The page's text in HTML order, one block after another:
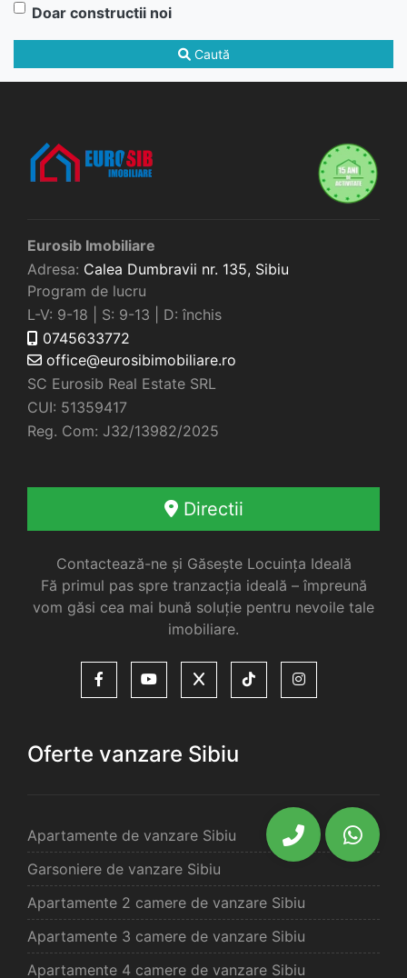
Doar constructii noi
Caută
Eurosib Imobiliare
Adresa: Calea Dumbravii nr. 135, Sibiu
Program de lucru
L-V: 9-18 | S: 9-13 | D: închis
0745633772
office@eurosibimobiliare.ro
SC Eurosib Real Estate SRL
CUI: 51359417
Reg. Com: J32/13982/2025
Directii
Contactează-ne și Găsește Locuința Ideală
Fă primul pas spre tranzacția ideală – împreună
vom găsi cea mai bună soluție pentru nevoile tale
imobiliare.
Oferte vanzare Sibiu
Apartamente de vanzare Sibiu
Garsoniere de vanzare Sibiu
Apartamente 2 camere de vanzare Sibiu
Apartamente 3 camere de vanzare Sibiu
Apartamente 4 camere de vanzare Sibiu